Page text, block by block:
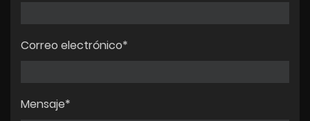
Correo electrónico*
Mensaje*